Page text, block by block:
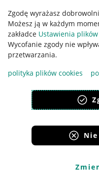
Zgodę wyrażasz
Możesz ją w każdym
zakładce Ustawienia plików
Wycofanie zgody nie
przetwarzania.
polityka plików cookies
Pobierz aplikację
Korzystanie z serwisu